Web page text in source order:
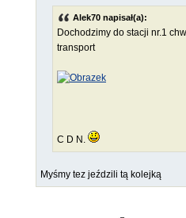
Alek70 napisał(a):
Dochodzimy do stacji nr.1
transport
C D N.
Myśmy tez jeździli tą kolejką